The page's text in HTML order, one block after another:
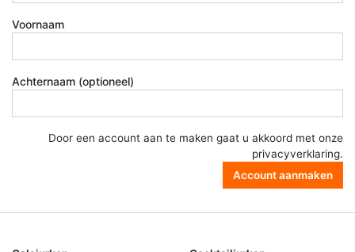
Voornaam
Achternaam (optioneel)
Door een account aan te maken gaat u akkoord met onze
privacyverklaring.
Account aanmaken